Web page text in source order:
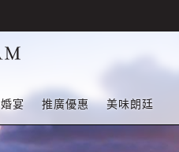
婚宴 推廣優惠 美味朗廷